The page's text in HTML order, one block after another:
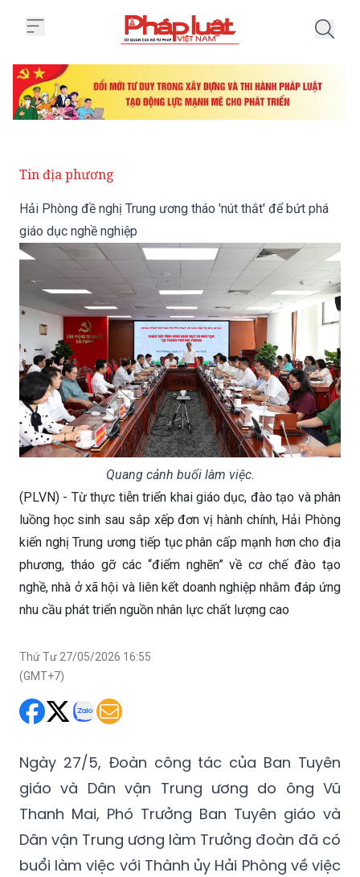
Tin địa phương
Hải Phòng đề nghị Trung ương tháo 'nút thắt' để bứt phá
giáo dục nghề nghiệp
Quang cảnh buổi làm việc.
(PLVN) - Từ thực tiễn triển khai giáo dục, đào tạo và phân
luồng học sinh sau sắp xếp đơn vị hành chính, Hải Phòng
kiến nghị Trung ương tiếp tục phân cấp mạnh hơn cho địa
phương, tháo gỡ các “điểm nghẽn” về cơ chế đào tạo
nghề, nhà ở xã hội và liên kết doanh nghiệp nhằm đáp ứng
nhu cầu phát triển nguồn nhân lực chất lượng cao
Thứ Tư 27/05/2026 16:55
(GMT+7)
Ngày 27/5, Đoàn công tác của Ban Tuyên
giáo và Dân vận Trung ương do ông Vũ
Thanh Mai, Phó Trưởng Ban Tuyên giáo và
Dân vận Trung ương làm Trưởng đoàn đã có
buổi làm việc với Thành ủy Hải Phòng về việc